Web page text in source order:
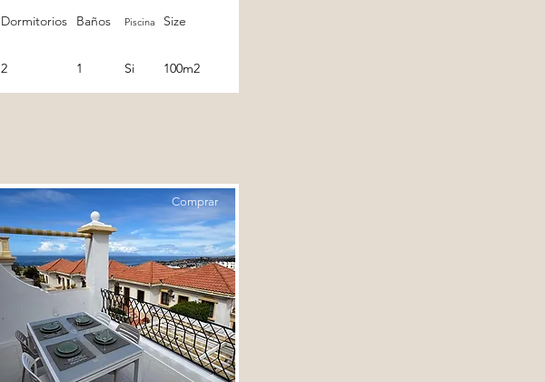
Dormitorios Baños Piscina Size
2 1 Si 100m2
Comprar